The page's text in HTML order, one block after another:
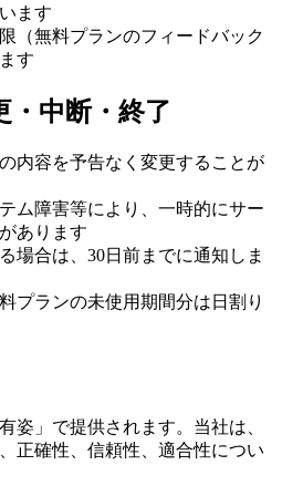
ます
（無料プランのフィードバック
す
・中断・終了
内容を予告なく変更することが
ム障害等により、一時的にサー
あります
場合は、30日前までに通知しま
プランの未使用期間分は日割り
姿」で提供されます。当社は、
正確性、信頼性、適合性につい